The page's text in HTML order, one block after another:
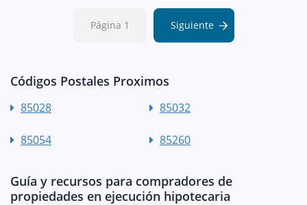
Página 1 Siguiente
Códigos Postales Proximos
85028 85032
85054 85260
Guía y recursos para compradores de
propiedades en ejecución hipotecaria